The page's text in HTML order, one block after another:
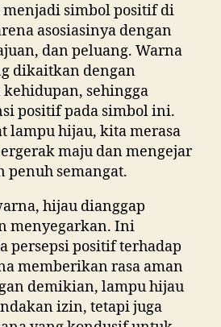
simbol positif di
asosiasinya dengan
dan peluang. Warna
dikaitkan dengan
sehingga
positif pada simbol ini.
lampu hijau, kita merasa
maju dan mengejar
penuh semangat.
hijau dianggap
menyegarkan. Ini
persepsi positif terhadap
memberikan rasa aman
demikian, lampu hijau
izin, tetapi juga